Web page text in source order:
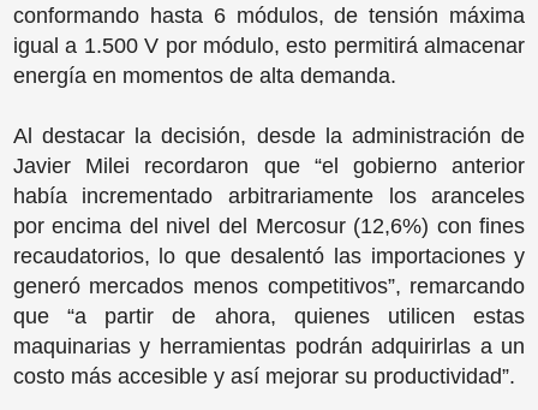
conformando hasta 6 módulos, de tensión máxima
igual a 1.500 V por módulo, esto permitirá almacenar
energía en momentos de alta demanda.
Al destacar la decisión, desde la administración de
Javier Milei recordaron que “el gobierno anterior
había incrementado arbitrariamente los aranceles
por encima del nivel del Mercosur (12,6%) con fines
recaudatorios, lo que desalentó las importaciones y
generó mercados menos competitivos”, remarcando
que “a partir de ahora, quienes utilicen estas
maquinarias y herramientas podrán adquirirlas a un
costo más accesible y así mejorar su productividad”.